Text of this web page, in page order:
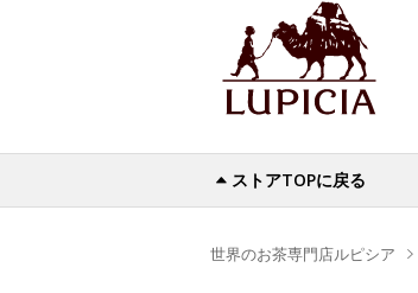
ストアTOPに戻る
世界のお茶専門店ルピシア